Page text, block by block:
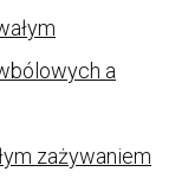
a
zażywaniem